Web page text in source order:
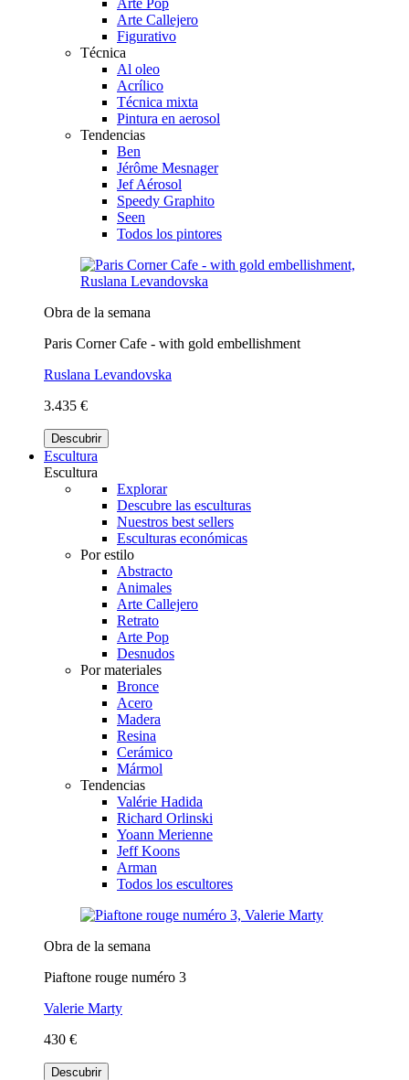
Arte Callejero
Figurativo
Técnica
Al oleo
Acrílico
Técnica mixta
Pintura en aerosol
Tendencias
Ben
Jérôme Mesnager
Jef Aérosol
Speedy Graphito
Seen
Todos los pintores
Obra de la semana
Paris Corner Cafe - with gold embellishment
Ruslana Levandovska
3.435 €
Descubrir
Escultura
Escultura
Explorar
Descubre las esculturas
Nuestros best sellers
Esculturas económicas
Por estilo
Abstracto
Animales
Arte Callejero
Retrato
Arte Pop
Desnudos
Por materiales
Bronce
Acero
Madera
Resina
Cerámico
Mármol
Tendencias
Valérie Hadida
Richard Orlinski
Yoann Merienne
Jeff Koons
Arman
Todos los escultores
Obra de la semana
Piaftone rouge numéro 3
Valerie Marty
430 €
Descubrir